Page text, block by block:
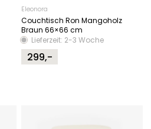
Eleonora
Couchtisch Ron Mangoholz
Braun 66×66 cm
Lieferzeit: 2-3 Woche
299,-